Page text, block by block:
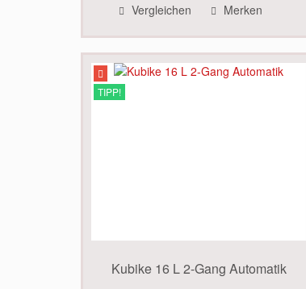
Vergleichen Merken
TIPP!
Kubike 16 L 2-Gang Automatik